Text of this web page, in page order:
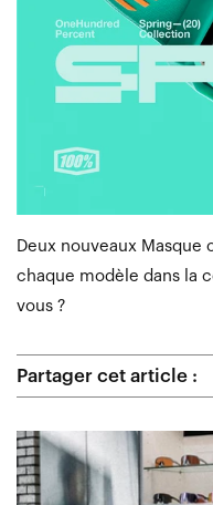
Deux nouveaux Masque
chaque modèle dans la
vous ?
Partager cet article :